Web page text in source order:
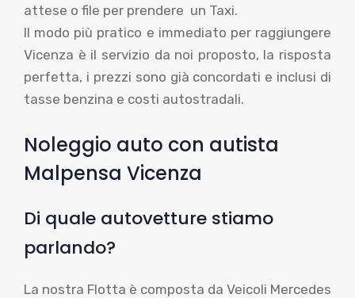
attese o file per prendere un Taxi.
Il modo più pratico e immediato per raggiungere
Vicenza è il servizio da noi proposto, la risposta
perfetta, i prezzi sono già concordati e inclusi di
tasse benzina e costi autostradali.
Noleggio auto con autista
Malpensa Vicenza
Di quale autovetture stiamo
parlando?
La nostra Flotta è composta da Veicoli Mercedes